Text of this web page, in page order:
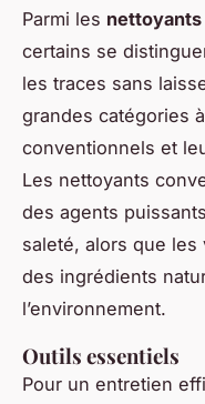
Parmi les
certains se
les traces sans
grandes catégories
conventionnels et
Les nettoyants
des agents
saleté, alors que
des ingrédients
l’environnement.
Outils essentiels
Pour un entretien